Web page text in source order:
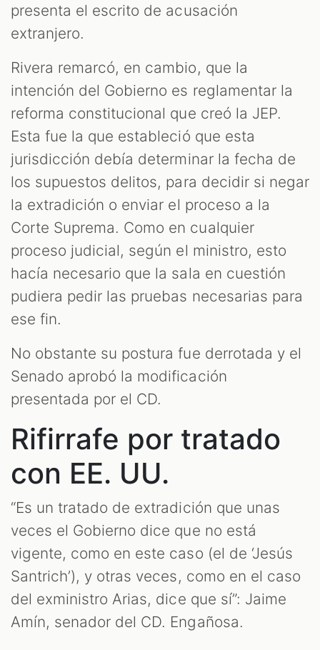
presenta el escrito de acusación
extranjero.
Rivera remarcó, en cambio, que la
intención del Gobierno es reglamentar la
reforma constitucional que creó la JEP.
Esta fue la que estableció que esta
jurisdicción debía determinar la fecha de
los supuestos delitos, para decidir si negar
la extradición o enviar el proceso a la
Corte Suprema. Como en cualquier
proceso judicial, según el ministro, esto
hacía necesario que la sala en cuestión
pudiera pedir las pruebas necesarias para
ese fin.
No obstante su postura fue derrotada y el
Senado aprobó la modificación
presentada por el CD.
Rifirrafe por tratado
con EE. UU.
“Es un tratado de extradición que unas
veces el Gobierno dice que no está
vigente, como en este caso (el de ‘Jesús
Santrich’), y otras veces, como en el caso
del exministro Arias, dice que sí”: Jaime
Amín, senador del CD. Engañosa.